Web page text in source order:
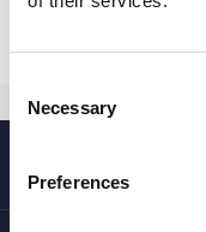
Selection
Necessary
Preferences
Última